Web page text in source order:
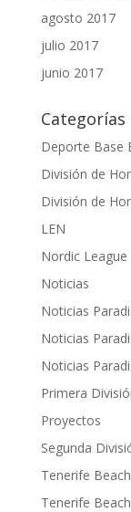
agosto 2017
julio 2017
junio 2017
Categorías
Deporte Base
División de
División de
LEN
Nordic League
Noticias
Noticias
Noticias
Noticias
Primera
Proyectos
Segunda
Tenerife
Tenerife